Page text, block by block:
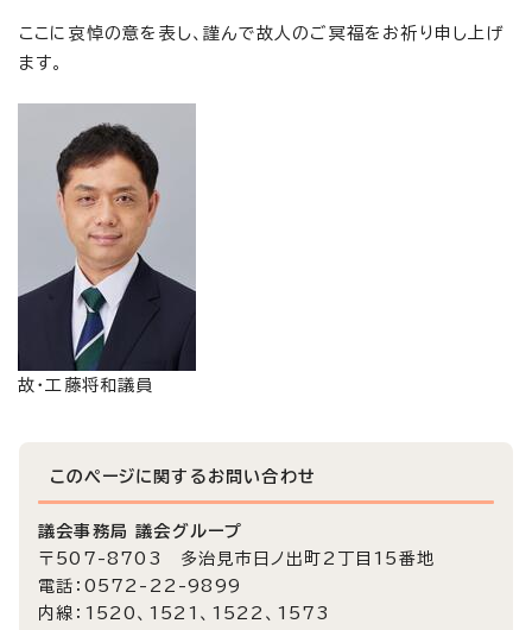
ここに哀悼の意を表し、謹んで故人のご冥福をお祈り申し上げ
ます。
故・工藤将和議員
このページに関する お問い合わせ
議会事務局 議会グループ
〒507-8703 多治見市日ノ出町2丁目15番地
電話：0572-22-9899
内線：1520、1521、1522、1573